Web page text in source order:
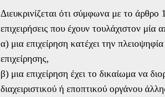
Διευκρινίζεται ότι σύμφωνα με το άρθρο 1
επιχειρήσεις που έχουν τουλάχιστον μία
α) μια επιχείρηση κατέχει την
επιχείρησης,
β) μια επιχείρηση έχει το δικαίωμα να
διαχειριστικού ή εποπτικού οργάνου